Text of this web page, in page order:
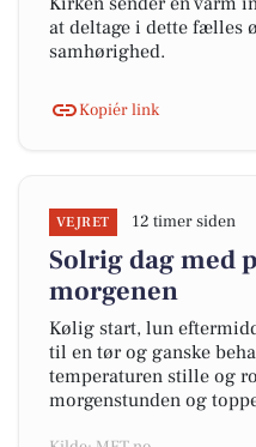
at deltage i dette fælles
samhørighed.
Kopiér link
VEJRET 12 timer siden
Solrig dag med
morgenen
Kølig start, lun
til en tør og ganske
temperaturen stille og
morgenstunden og